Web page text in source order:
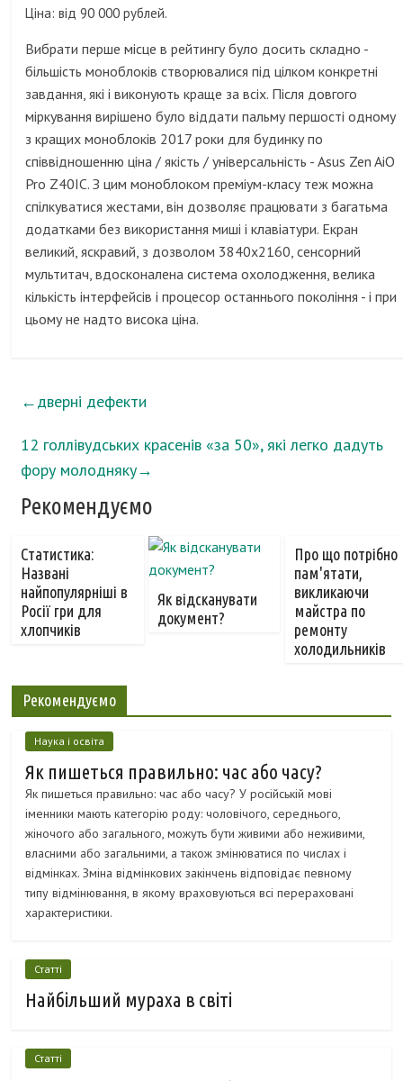
Ціна: від 90 000 рублей.
Вибрати перше місце в рейтингу було досить складно -
більшість моноблоків створювалися під цілком конкретні
завдання, які і виконують краще за всіх. Після довгого
міркування вирішено було віддати пальму першості одному
з кращих моноблоків 2017 роки для будинку по
співвідношенню ціна / якість / універсальність - Asus Zen AiO
Pro Z40IC. З цим моноблоком преміум-класу теж можна
спілкуватися жестами, він дозволяє працювати з багатьма
додатками без використання миші і клавіатури. Екран
великий, яскравий, з дозволом 3840х2160, сенсорний
мультитач, вдосконалена система охолодження, велика
кількість інтерфейсів і процесор останнього покоління - і при
цьому не надто висока ціна.
←дверні дефекти
12 голлівудських красенів «за 50», які легко дадуть
фору молодняку→
Рекомендуємо
Статистика:
Названі
найпопулярніші в
Росії гри для
хлопчиків
Як відсканувати
документ?
Про що потрібно
пам'ятати,
викликаючи
майстра по
ремонту
холодильників
Рекомендуємо
Наука і освіта
Як пишеться правильно: час або часу?
Як пишеться правильно: час або часу? У російській мові
іменники мають категорію роду: чоловічого, середнього,
жіночого або загального, можуть бути живими або неживими,
власними або загальними, а також змінюватися по числах і
відмінках. Зміна відмінкових закінчень відповідає певному
типу відмінювання, в якому враховуються всі перераховані
характеристики.
Статті
Найбільший мураха в світі
Статті